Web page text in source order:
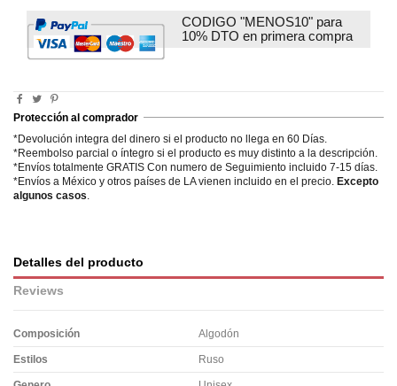
CODIGO "MENOS10" para
10% DTO en primera compra
Protección al comprador
*Devolución integra del dinero si el producto no llega en 60 Días.
*Reembolso parcial o íntegro si el producto es muy distinto a la descripción.
*Envíos totalmente GRATIS Con numero de Seguimiento incluido 7-15 días.
*Envíos a México y otros países de LA vienen incluido en el precio. Excepto
algunos casos.
Detalles del producto
Reviews
Composición Algodón
Estilos Ruso